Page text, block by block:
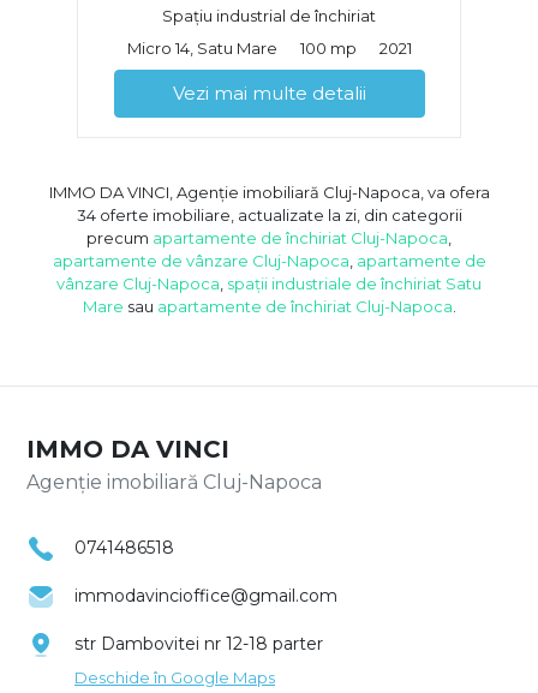
Spațiu industrial de închiriat
Micro 14, Satu Mare
100 mp 2021
Vezi mai multe detalii
IMMO DA VINCI, Agenție imobiliară Cluj-Napoca, va ofera
34 oferte imobiliare, actualizate la zi, din categorii
precum apartamente de închiriat Cluj-Napoca
apartamente de vânzare Cluj-Napoca apartamente de
vânzare Cluj-Napoca spații industriale de închiriat Satu
Mare sau apartamente de închiriat Cluj-Napoca
IMMO DA VINCI
Agenție imobiliară Cluj-Napoca
0741486518
immodavincioffice@gmail.com
str Dambovitei nr 12-18 parter
Deschide în Google Maps